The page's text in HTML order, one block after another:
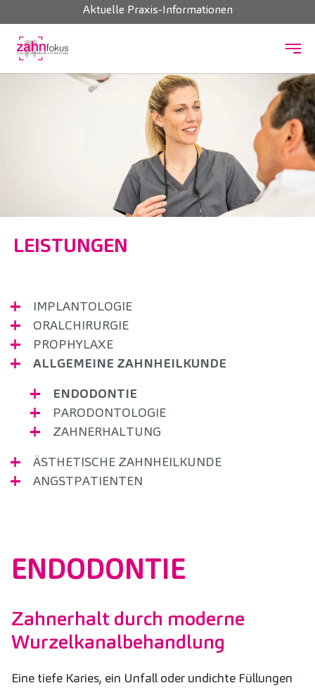
Zum Hauptinhalt springen
Aktuelle Praxis-Informationen
LEISTUNGEN
IMPLANTOLOGIE
ORALCHIRURGIE
PROPHYLAXE
ALLGEMEINE ZAHNHEILKUNDE
ENDODONTIE
PARODONTOLOGIE
ZAHNERHALTUNG
ÄSTHETISCHE ZAHNHEILKUNDE
ANGSTPATIENTEN
ENDODONTIE
Zahnerhalt durch moderne
Wurzelkanalbehandlung
Eine tiefe Karies, ein Unfall oder undichte Füllungen